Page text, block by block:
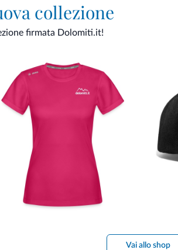
collezione
firmata Dolomiti.it!
Vai allo shop